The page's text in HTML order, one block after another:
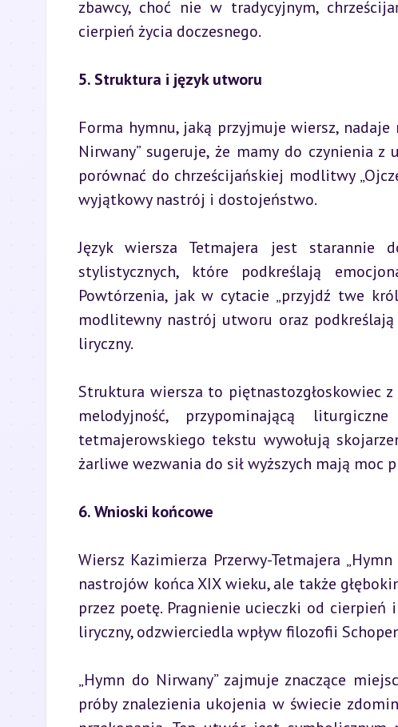
zbawcy, choć nie w tradycyjnym,
cierpień życia doczesnego.
5. Struktura i język utworu
Forma hymnu, jaką przyjmuje wiersz, nadaje
Nirwany” sugeruje, że mamy do czynienia
porównać do chrześcijańskiej modlitwy
wyjątkowy nastrój i dostojeństwo.
Język wiersza Tetmajera jest starannie
stylistycznych, które podkreślają
Powtórzenia, jak w cytacie „przyjdź twe
modlitewny nastrój utworu oraz
liryczny.
Struktura wiersza to piętnastozgłoskowiec
melodyjność, przypominającą
tetmajerowskiego tekstu wywołują
żarliwe wezwania do sił wyższych mają moc
6. Wnioski końcowe
Wiersz Kazimierza Przerwy-Tetmajera
nastrojów końca XIX wieku, ale także
przez poetę. Pragnienie ucieczki od
liryczny, odzwierciedla wpływ filozofii
„Hymn do Nirwany” zajmuje znaczące
próby znalezienia ukojenia w świecie